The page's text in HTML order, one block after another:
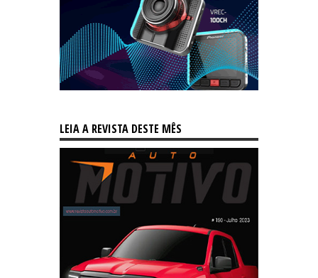
LEIA A REVISTA DESTE MÊS